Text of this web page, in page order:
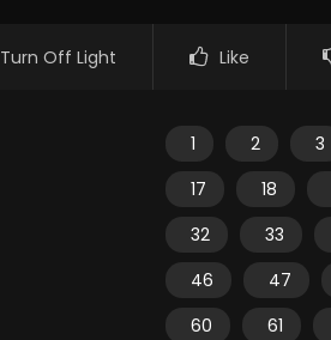
Turn Off Light Like
1 2 3
17
18
32
33
46
47
60
61